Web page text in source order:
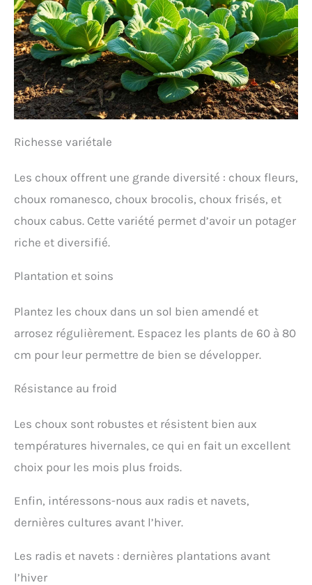
Richesse variétale
Les choux offrent une grande diversité : choux fleurs,
choux romanesco, choux brocolis, choux frisés, et
choux cabus. Cette variété permet d’avoir un potager
riche et diversifié.
Plantation et soins
Plantez les choux dans un sol bien amendé et
arrosez régulièrement. Espacez les plants de 60 à 80
cm pour leur permettre de bien se développer.
Résistance au froid
Les choux sont robustes et résistent bien aux
températures hivernales, ce qui en fait un excellent
choix pour les mois plus froids.
Enfin, intéressons-nous aux radis et navets,
dernières cultures avant l’hiver.
Les radis et navets : dernières plantations avant
l’hiver